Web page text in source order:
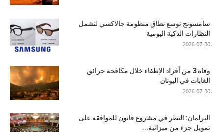
سامسونج توسع نطاق منظومة جالاكسي لتشمل
النظارات الذكية اليومية
2026-07-30
وفاة 3 من أفراد الإطفاء خلال مكافحة حرائق
الغابات في اليونان
2026-07-30
البرلمان: النظر في مشروع قانون للموافقة على
تمويل جزء من ميزانية...